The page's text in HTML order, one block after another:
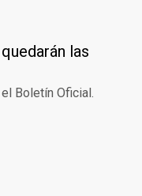
las
Boletín Oficial.